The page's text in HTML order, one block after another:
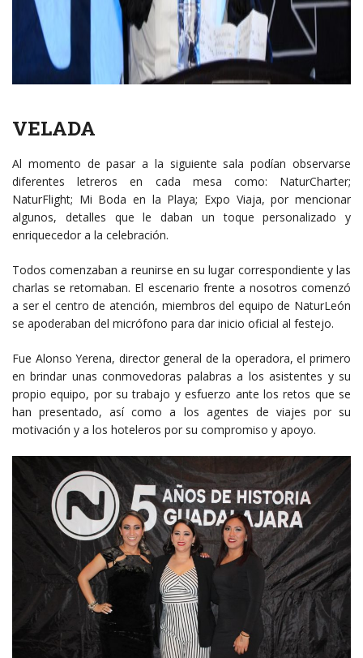
VELADA
Al momento de pasar a la siguiente sala podían observarse
diferentes letreros en cada mesa como: NaturCharter;
NaturFlight; Mi Boda en la Playa; Expo Viaja, por mencionar
algunos, detalles que le daban un toque personalizado y
enriquecedor a la celebración.
Todos comenzaban a reunirse en su lugar correspondiente y las
charlas se retomaban. El escenario frente a nosotros comenzó
a ser el centro de atención, miembros del equipo de NaturLeón
se apoderaban del micrófono para dar inicio oficial al festejo.
Fue Alonso Yerena, director general de la operadora, el primero
en brindar unas conmovedoras palabras a los asistentes y su
propio equipo, por su trabajo y esfuerzo ante los retos que se
han presentado, así como a los agentes de viajes por su
motivación y a los hoteleros por su compromiso y apoyo.